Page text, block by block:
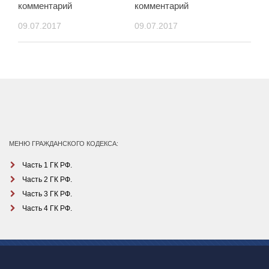
комментарий
09.07.2017
комментарий
09.07.2017
МЕНЮ ГРАЖДАНСКОГО КОДЕКСА:
Часть 1 ГК РФ.
Часть 2 ГК РФ.
Часть 3 ГК РФ.
Часть 4 ГК РФ.